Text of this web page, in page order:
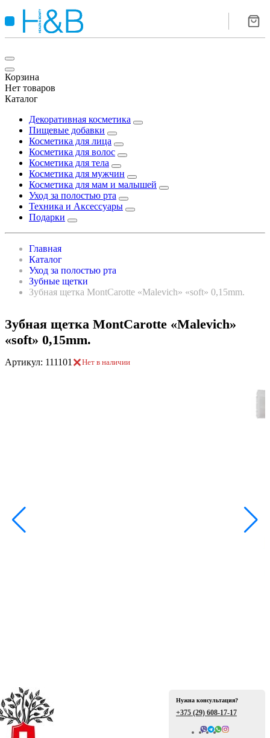
Корзина
Нет товаров
Каталог
Декоративная косметика
Пищевые добавки
Косметика для лица
Косметика для волос
Косметика для тела
Косметика для мужчин
Косметика для мам и малышей
Уход за полостью рта
Техника и Аксессуары
Подарки
Главная
Каталог
Уход за полостью рта
Зубные щетки
Зубная щетка MontCarotte «Malevich» «soft» 0,15mm.
Зубная щетка MontCarotte «Malevich»
«soft» 0,15mm.
Артикул: 111101 Нет в наличии
Нужна консультация?
+375 (29) 608-17-17